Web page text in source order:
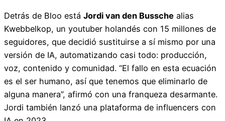
Detrás de Bloo está Jordi van den Bussche alias
Kwebbelkop, un youtuber holandés con 15 millones de
seguidores, que decidió sustituirse a sí mismo por una
versión de IA, automatizando casi todo: producción,
voz, contenido y comunidad. “El fallo en esta ecuación
es el ser humano, así que tenemos que eliminarlo de
alguna manera”, afirmó con una franqueza desarmante.
Jordi también lanzó una plataforma de influencers con